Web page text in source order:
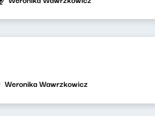
Weronika Wawrzkowicz